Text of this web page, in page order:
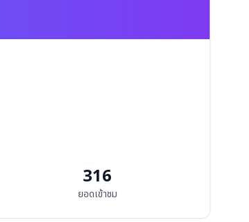
316
ยอดเข้าชม